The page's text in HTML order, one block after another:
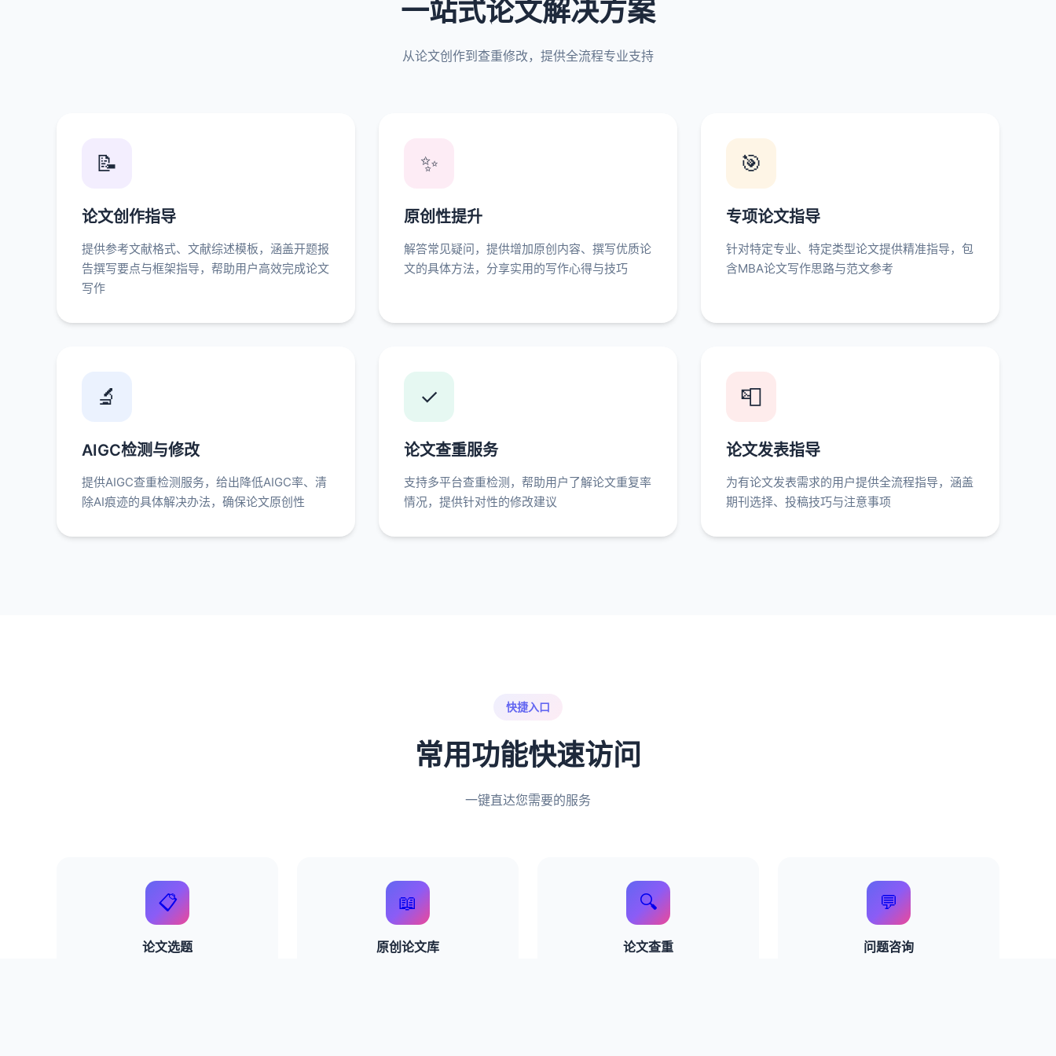
一站式论文解决方案
从论文创作到查重修改，提供全流程专业支持
📝
论文创作指导
提供参考文献格式、文献综述模板，涵盖开题报
告撰写要点与框架指导，帮助用户高效完成论文
写作
✨
原创性提升
解答常见疑问，提供增加原创内容、撰写优质论
文的具体方法，分享实用的写作心得与技巧
🎯
专项论文指导
针对特定专业、特定类型论文提供精准指导，包
含MBA论文写作思路与范文参考
🔬
AIGC检测与修改
提供AIGC查重检测服务，给出降低AIGC率、清
除AI痕迹的具体解决办法，确保论文原创性
✓
论文查重服务
支持多平台查重检测，帮助用户了解论文重复率
情况，提供针对性的修改建议
📮
论文发表指导
为有论文发表需求的用户提供全流程指导，涵盖
期刊选择、投稿技巧与注意事项
快捷入口
常用功能快速访问
一键直达您需要的服务
📋
论文选题
📖
原创论文库
🔍
论文查重
💬
问题咨询